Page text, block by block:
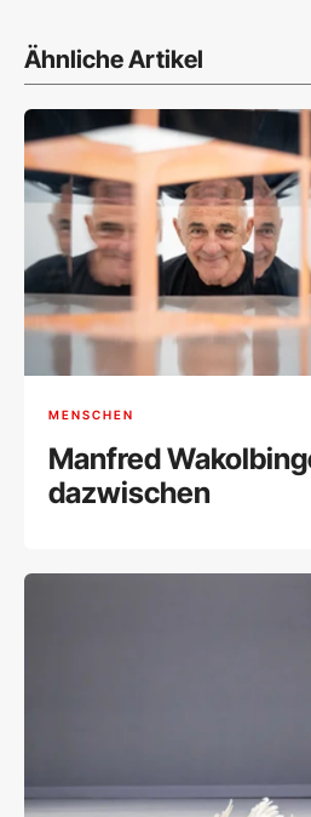
Ähnliche Artikel
MENSCHEN
Manfred
dazwischen